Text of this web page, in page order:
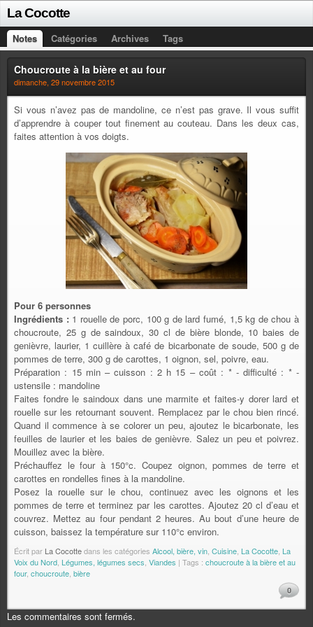
La Cocotte
Notes Catégories Archives Tags
Choucroute à la bière et au four
dimanche, 29 novembre 2015
Si vous n’avez pas de mandoline, ce n’est pas grave. Il vous suffit
d’apprendre à couper tout finement au couteau. Dans les deux cas,
faites attention à vos doigts.
Pour 6 personnes
Ingrédients :1 rouelle de porc, 100 g de lard fumé, 1,5 kg de chou à
choucroute, 25 g de saindoux, 30 cl de bière blonde, 10 baies de
genièvre, laurier, 1 cuillère à café de bicarbonate de soude, 500 g de
pommes de terre, 300 g de carottes, 1 oignon, sel, poivre, eau.
Préparation : 15 min – cuisson : 2 h 15 – coût : * - difficulté : * -
ustensile : mandoline
Faites fondre le saindoux dans une marmite et faites-y dorer lard et
rouelle sur les retournant souvent. Remplacez par le chou bien rincé.
Quand il commence à se colorer un peu, ajoutez le bicarbonate, les
feuilles de laurier et les baies de genièvre. Salez un peu et poivrez.
Mouillez avec la bière.
Préchauffez le four à 150°c. Coupez oignon, pommes de terre et
carottes en rondelles fines à la mandoline.
Posez la rouelle sur le chou, continuez avec les oignons et les
pommes de terre et terminez par les carottes. Ajoutez 20 cl d’eau et
couvrez. Mettez au four pendant 2 heures. Au bout d’une heure de
cuisson, baissez la température sur 110°c environ.
Écrit par La Cocottedans les catégories Alcool, bière, vin Cuisine La Cocotte La
Voix du Nord Légumes, légumes secs Viandes | Tags : choucroute à la bière et au
four, choucroute bière
0
Les commentaires sont fermés.